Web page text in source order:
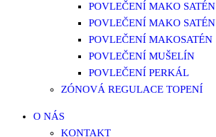
POVLEČENÍ MAKO SATÉN
POVLEČENÍ MAKO SATÉN
POVLEČENÍ MAKOSATÉN
POVLEČENÍ MUŠELÍN
POVLEČENÍ PERKÁL
ZÓNOVÁ REGULACE TOPENÍ
O NÁS
KONTAKT